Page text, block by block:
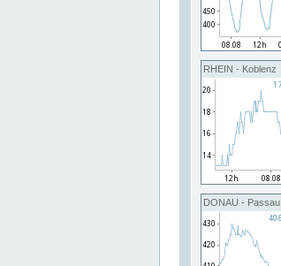
RHEIN - Koblenz
DONAU - Passau